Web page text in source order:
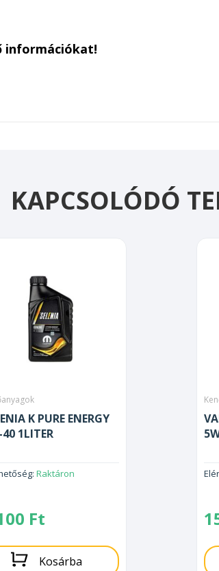
információkat!
KAPCSOLÓDÓ
K PURE ENERGY
1LITER
Raktáron
Ft
Kosárba